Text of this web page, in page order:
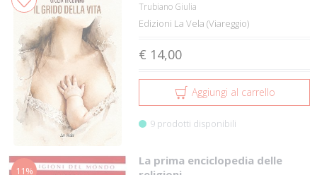
Trubiano Giulia
Edizioni La Vela (Viareggio)
€ 14,00
Aggiungi al carrello
9 prodotti disponibili
11%
La prima enciclopedia delle